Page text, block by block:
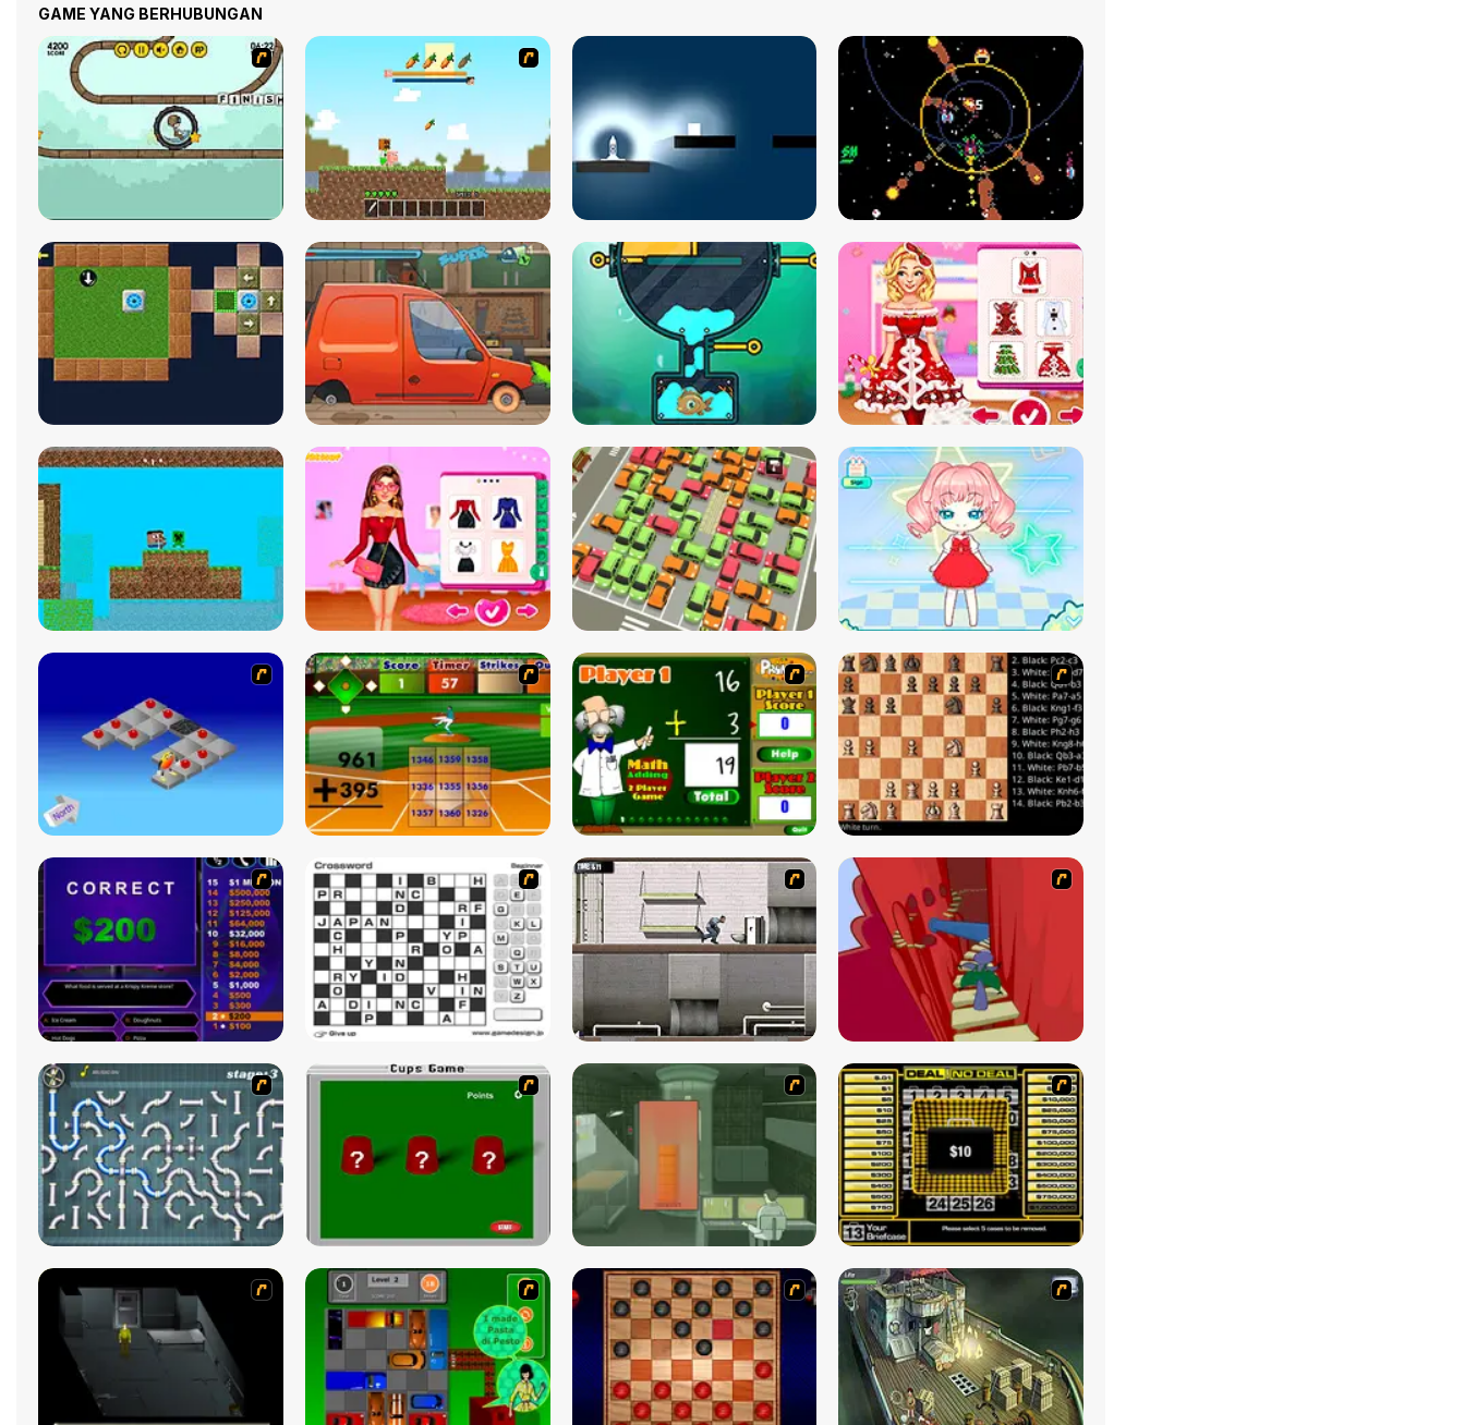
GAME YANG BERHUBUNGAN